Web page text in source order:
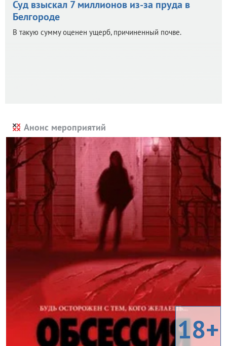
Суд взыскал 7 миллионов из-за пруда в
Белгороде
В такую сумму оценен ущерб, причиненный почве.
Анонс мероприятий
18+